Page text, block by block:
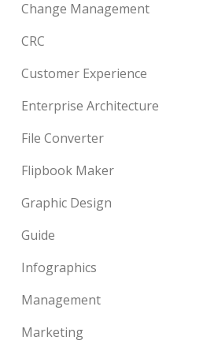
Change Management
CRC
Customer Experience
Enterprise Architecture
File Converter
Flipbook Maker
Graphic Design
Guide
Infographics
Management
Marketing